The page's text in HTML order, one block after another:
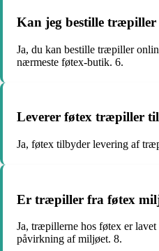
Kan jeg bestille træpiller
Ja, du kan bestille træpiller
nærmeste føtex-butik. 6.
Leverer føtex træpiller
Ja, føtex tilbyder levering af
Er træpiller fra føtex
Ja, træpillerne hos føtex er
påvirkning af miljøet. 8.